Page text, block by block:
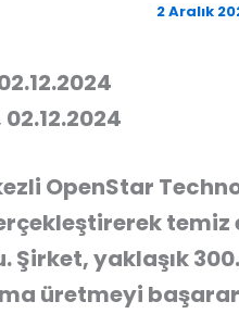
2 Aralık
OpenStar
Şirket, yaklaşık
üretmeyi